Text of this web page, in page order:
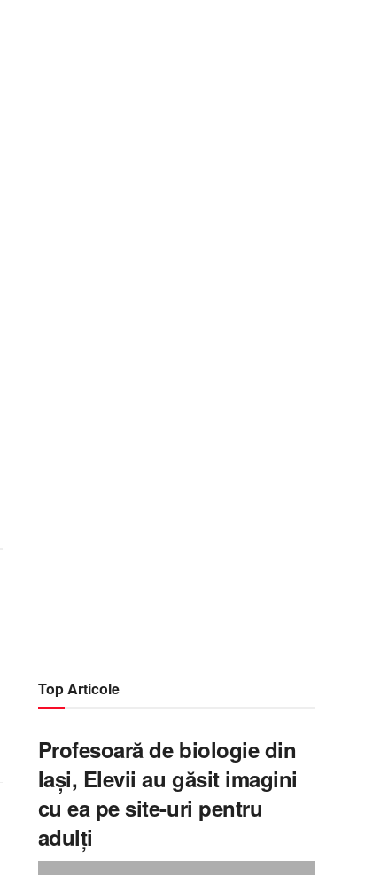
Top Articole
Profesoară de biologie din
Iași, Elevii au găsit imagini
cu ea pe site-uri pentru
adulți